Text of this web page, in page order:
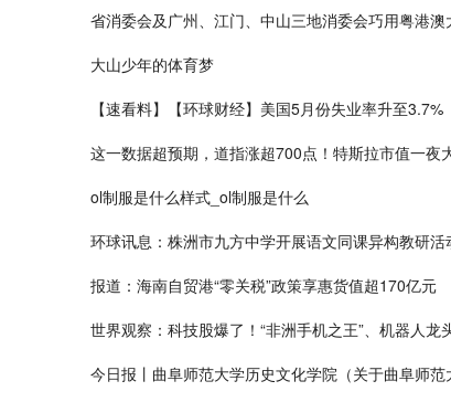
省消委会及广州、江门、中山三地消委会巧用粤港
大山少年的体育梦
【速看料】【环球财经】美国5月份失业率升至3.7%
这一数据超预期，道指涨超700点！特斯拉市值一
ol制服是什么样式_ol制服是什么
环球讯息：株洲市九方中学开展语文同课异构教研活
报道：海南自贸港“零关税”政策享惠货值超170亿元
世界观察：科技股爆了！“非洲手机之王”、机器人
今日报丨曲阜师范大学历史文化学院（关于曲阜师范